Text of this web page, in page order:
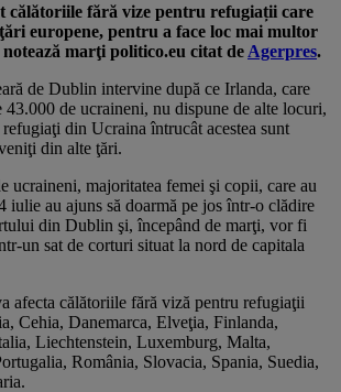
călătoriile fără vize pentru refugiații care
europene, pentru a face loc mai multor
marţi politico.eu citat de Agerpres.
de Dublin intervine după ce Irlanda, care
43.000 de ucraineni, nu dispune de alte locuri,
din Ucraina întrucât acestea sunt
din alte ţări.
ucraineni, majoritatea femei şi copii, care au
iulie au ajuns să doarmă pe jos într-o clădire
din Dublin şi, începând de marţi, vor fi
un sat de corturi situat la nord de capitala
afecta călătoriile fără viză pentru refugiaţii
Cehia, Danemarca, Elveţia, Finlanda,
Liechtenstein, Luxemburg, Malta,
România, Slovacia, Spania, Suedia,